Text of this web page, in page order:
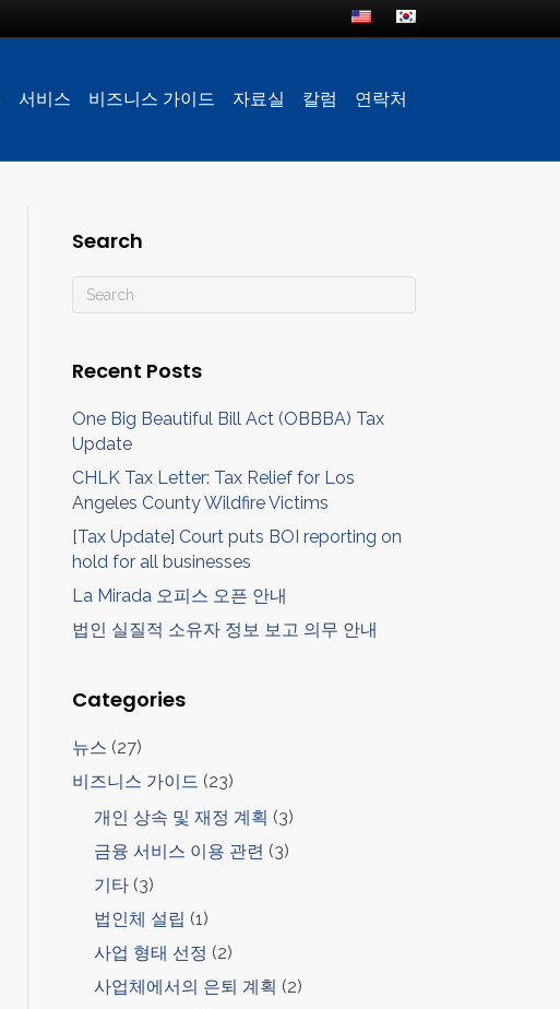
서비스 비즈니스 가이드 자료실 칼럼 연락처
Search
Recent Posts
One Big Beautiful Bill Act (OBBBA) Tax
Update
CHLK Tax Letter: Tax Relief for Los
Angeles County Wildfire Victims
[Tax Update] Court puts BOI reporting on
hold for all businesses
La Mirada 오피스 오픈 안내
법인 실질적 소유자 정보 보고 의무 안내
Categories
뉴스 (27)
비즈니스 가이드 (23)
개인 상속 및 재정 계획 (3)
금융 서비스 이용 관련 (3)
기타 (3)
법인체 설립 (1)
사업 형태 선정 (2)
사업체에서의 은퇴 계획 (2)